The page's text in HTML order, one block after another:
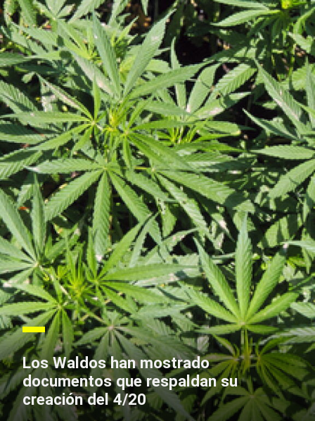
Los Waldos han mostrado
documentos que respaldan su
creación del 4/20